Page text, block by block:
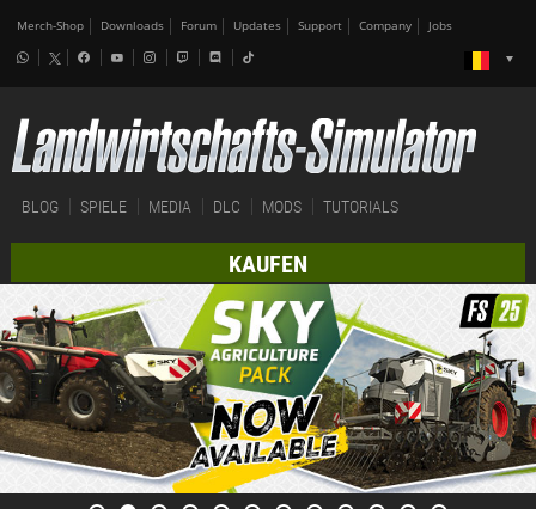
Merch-Shop Downloads Forum Updates Support Company Jobs
BLOG SPIELE MEDIA DLC MODS TUTORIALS
KAUFEN